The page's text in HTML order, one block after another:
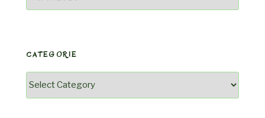
CATEGORIE
Categorie